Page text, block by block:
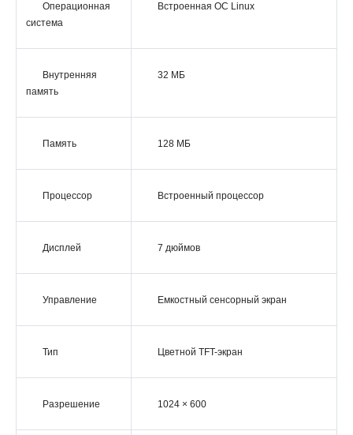
Операционная
система
Встроенная ОС Linux
Внутренняя
память
32 МБ
Память 128 МБ
Процессор Встроенный процессор
Дисплей 7 дюймов
Управление Емкостный сенсорный экран
Тип Цветной TFT-экран
Разрешение 1024 × 600